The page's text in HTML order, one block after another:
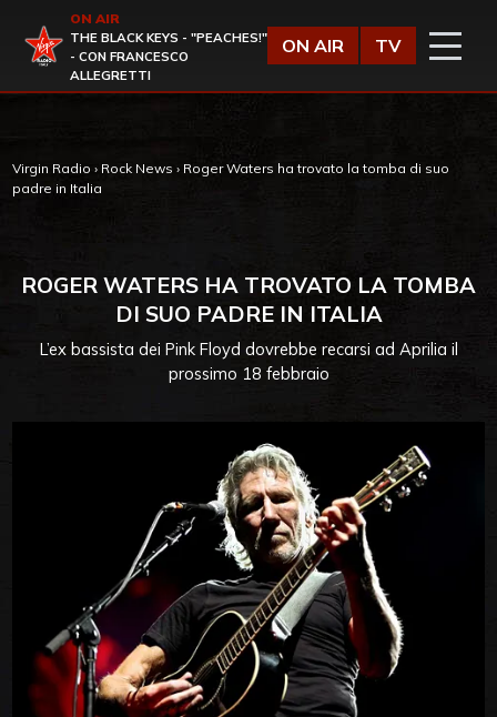
Virgin Radio
ON AIR
THE BLACK KEYS - "PEACHES!"
- CON FRANCESCO
ALLEGRETTI
ON AIR TV
Virgin Radio › Rock News › Roger Waters ha trovato la tomba di suo
padre in Italia
ROGER WATERS HA TROVATO LA TOMBA
DI SUO PADRE IN ITALIA
L’ex bassista dei Pink Floyd dovrebbe recarsi ad Aprilia il
prossimo 18 febbraio